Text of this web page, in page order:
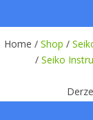
Home / Shop /
/ Seiko